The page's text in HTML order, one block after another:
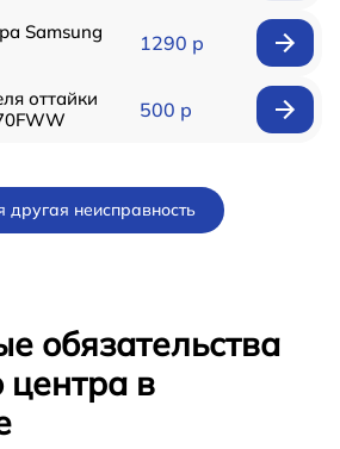
Samsung
1290 р
оттайки
500 р
другая неисправность
обязательства
центра в